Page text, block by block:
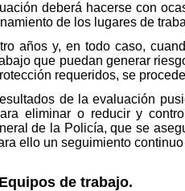
deberá hacerse con
de los lugares de
años y, en todo caso,
que puedan generar
requeridos, se
de la evaluación
eliminar o reducir y
de la Policía, que se
ello un seguimiento
de trabajo.